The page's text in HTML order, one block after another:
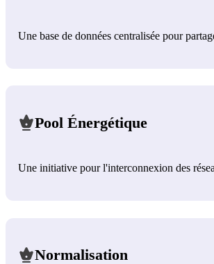
Une base de données centralisée pour
Pool Énergétique
Une initiative pour l'interconnexion des
Normalisation